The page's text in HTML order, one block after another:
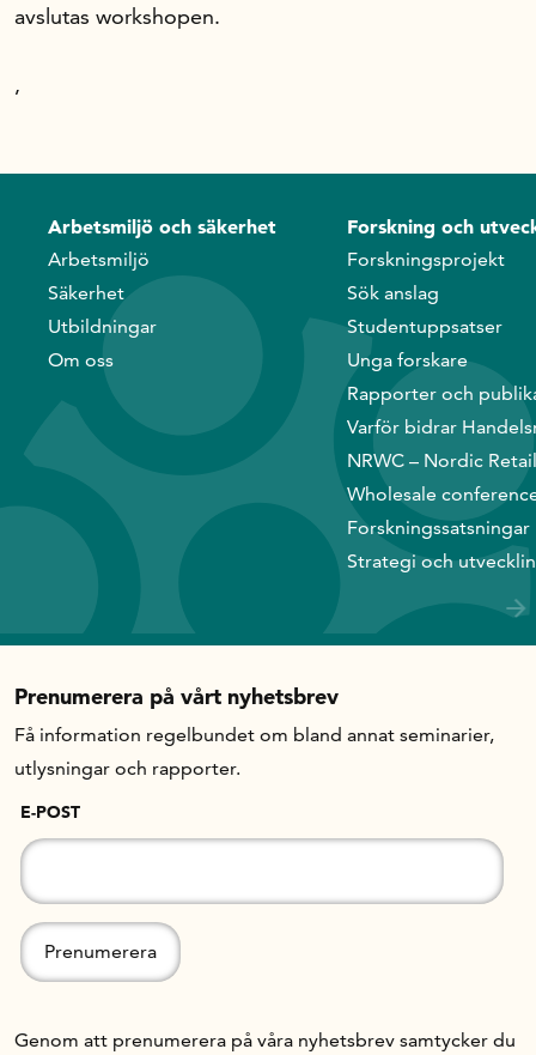
avslutas workshopen.
,
Arbetsmiljö och säkerhet
Arbetsmiljö
Säkerhet
Utbildningar
Om oss
Forskning och
Forskningsprojekt
Sök anslag
Studentuppsatser
Unga forskare
Rapporter och
Varför bidrar
NRWC – Nordic
Wholesale
Forskningssatsningar
Strategi och
Prenumerera på vårt nyhetsbrev
Få information regelbundet om bland annat seminarier,
utlysningar och rapporter.
E-POST
Genom att prenumerera på våra nyhetsbrev samtycker du